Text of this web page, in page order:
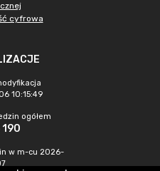
cyfrowa
10:15:49
ogółem
190
w m-cu 2026-